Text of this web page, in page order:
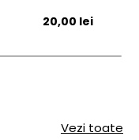
Pret initial
20,00 lei
Vezi toate